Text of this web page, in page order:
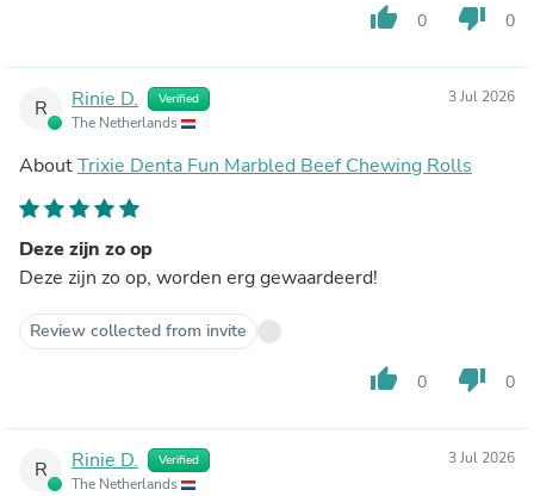
thumb_up 0 thumb_down 0
R Rinie D. Verified
The Netherlands
3 Jul 2026
AboutTrixie Denta Fun Marbled Beef Chewing Rolls
Deze zijn zo op
Deze zijn zo op, worden erg gewaardeerd!
Review collected from invite
thumb_up 0 thumb_down 0
R Rinie D. Verified
The Netherlands
3 Jul 2026